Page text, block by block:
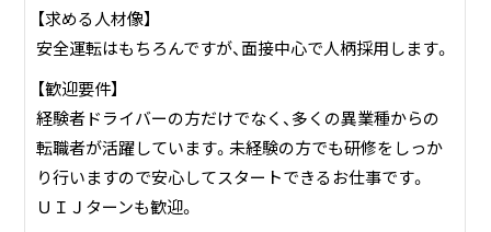
【求める人材像】
安全運転はもちろんですが、面接中心で人柄採用します。
【歓迎要件】
経験者ドライバーの方だけでなく、多くの異業種からの
転職者が活躍しています。未経験の方でも研修をしっか
り行いますので安心してスタートできるお仕事です。
ＵＩＪターンも歓迎。